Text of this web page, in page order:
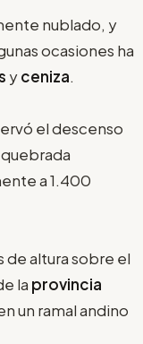
nublado, y
ocasiones ha
yceniza.
el descenso
a 1.400
de altura sobre el
la provincia
un ramal andino